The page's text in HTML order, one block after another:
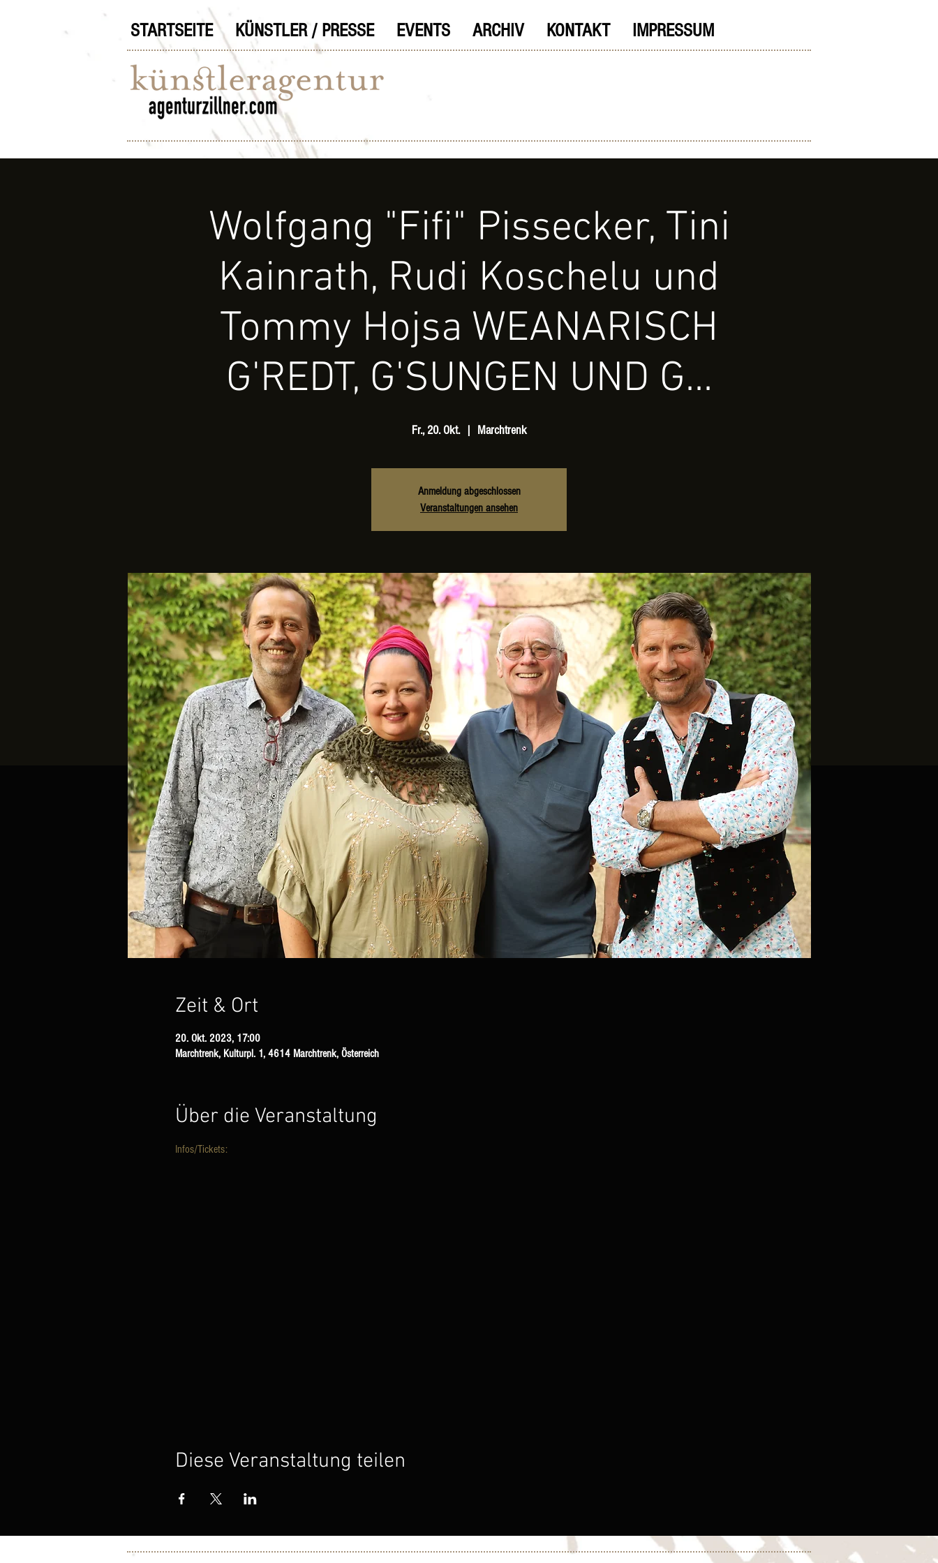
STARTSEITE KÜNSTLER / PRESSE EVENTS ARCHIV KONTAKT IMPRESSUM
Wolfgang "Fifi" Pissecker, Tini
Kainrath, Rudi Koschelu und
Tommy Hojsa WEANARISCH
G'REDT, G'SUNGEN UND G...
Fr., 20. Okt.
  |
Marchtrenk
Anmeldung abgeschlossen
Veranstaltungen ansehen
Zeit & Ort
20. Okt. 2023, 17:00
Marchtrenk, Kulturpl. 1, 4614 Marchtrenk, Österreich
Über die Veranstaltung
Infos/Tickets:
Diese Veranstaltung teilen